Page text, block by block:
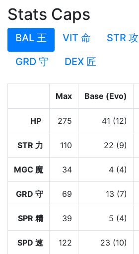
Stats Caps
BAL 王 VIT 命 STR 攻
GRD 守
DEX 匠
Max Base (Evo)
HP 275 41 (12)
STR 力 110 22 (9)
MGC 魔 34 4 (4)
GRD 守 69 13 (7)
SPR 精 39 5 (4)
SPD 速 122 23 (10)